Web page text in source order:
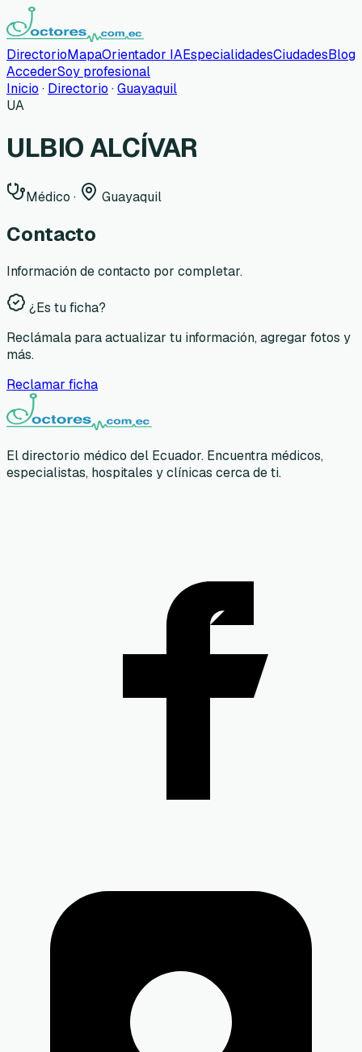
DirectorioMapaOrientador IAEspecialidadesCiudadesBlog
AccederSoy profesional
Inicio · Directorio ·Guayaquil
UA
ULBIO ALCÍVAR
Médico · Guayaquil
Contacto
Información de contacto por completar.
¿Es tu ficha?
Reclámala para actualizar tu información, agregar fotos y
más.
Reclamar ficha
El directorio médico del Ecuador. Encuentra médicos,
especialistas, hospitales y clínicas cerca de ti.